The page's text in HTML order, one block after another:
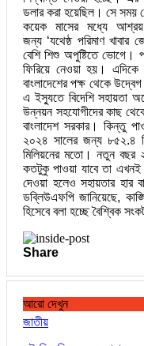
ডলার করা হয়েছিল। সে সময়
কয়েক মাসের মধ্যে আশ্রয়
জন্য ‘যথেষ্ঠ পরিমাণ খাবার
বেশি শিশু অপুষ্টিতে ভোগে।
ফিরিয়ে নেওয়া হয়। এদিকে
বাংলাদেশের পক্ষ থেকে
এ ইস্যুতে বিদেশি সহায়তা
উন্নয়ন সহযোগীদের কাছ
বাংলাদেশ সরকার। কিন্তু
২০২৪ সালের জন্য ৮৫২.৪
মিলিয়নের মতো। নতুন বছর
কতটুকু পাওয়া যাবে তা এখনই
দেওয়া হলেও সহায়তার হার
ডব্লিউএফপি জানিয়েছে,
হিসেবে বলা হচ্ছে বৈশ্বিক
Share
আরো দেখুন
জাতীয়